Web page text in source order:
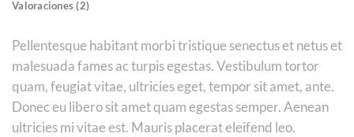
Valoraciones (2)
Pellentesque habitant morbi tristique senectus et netus et
malesuada fames ac turpis egestas. Vestibulum tortor
quam, feugiat vitae, ultricies eget, tempor sit amet, ante.
Donec eu libero sit amet quam egestas semper. Aenean
ultricies mi vitae est. Mauris placerat eleifend leo.